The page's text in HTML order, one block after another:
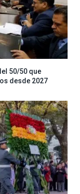
50/50 que
desde 2027